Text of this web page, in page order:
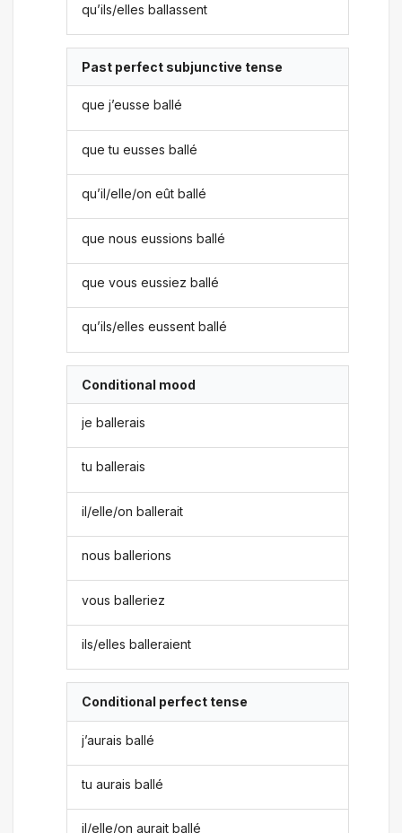
qu’ils/elles ballassent
Past perfect subjunctive tense
que j’eusse ballé
que tu eusses ballé
qu’il/elle/on eût ballé
que nous eussions ballé
que vous eussiez ballé
qu’ils/elles eussent ballé
Conditional mood
je ballerais
tu ballerais
il/elle/on ballerait
nous ballerions
vous balleriez
ils/elles balleraient
Conditional perfect tense
j’aurais ballé
tu aurais ballé
il/elle/on aurait ballé